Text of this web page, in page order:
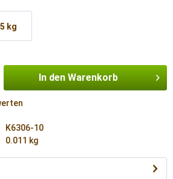
kg
In den Warenkorb
K6306-10
0.011 kg